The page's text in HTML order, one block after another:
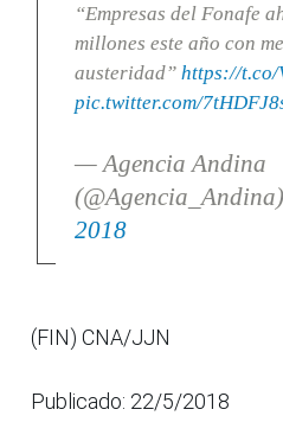
“Empresas del Fonafe
millones este año con
austeridad” https://t.co/
pic.twitter.com/
— Agencia Andina
(@Agencia_Andina)
2018
(FIN) CNA/JJN
Publicado: 22/5/2018